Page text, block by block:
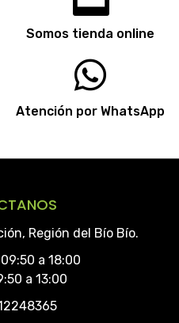
Somos tienda online
Atención por WhatsApp
Región del Bío Bío.
a 18:00
a 13:00